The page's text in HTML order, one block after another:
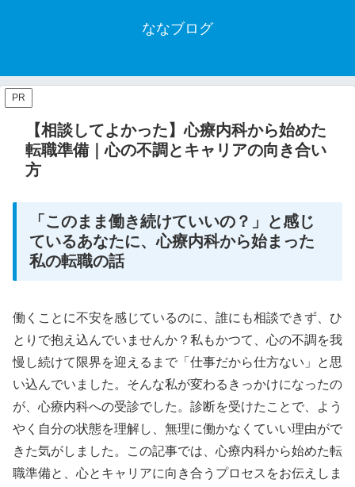
ななブログ
PR
【相談してよかった】心療内科から始めた
転職準備｜心の不調とキャリアの向き合い
方
「このまま働き続けていいの？」と感じ
ているあなたに、心療内科から始まった
私の転職の話
働くことに不安を感じているのに、誰にも相談できず、ひ
とりで抱え込んでいませんか？私もかつて、心の不調を我
慢し続けて限界を迎えるまで「仕事だから仕方ない」と思
い込んでいました。そんな私が変わるきっかけになったの
が、心療内科への受診でした。診断を受けたことで、よう
やく自分の状態を理解し、無理に働かなくていい理由がで
きた気がしました。この記事では、心療内科から始めた転
職準備と、心とキャリアに向き合うプロセスをお伝えしま